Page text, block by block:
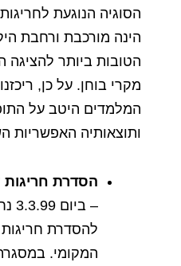
הסוגיה הנוגעת לחריגות
הינה מורכבת ורחבת
הטובות ביותר להציגה
מקרי בוחן. על כן, ריכזנו
המלמדים היטב על
ותוצאותיה האפשריות
הסדרת חריגות
– ביום
להסדרת חריגות
המקומי.